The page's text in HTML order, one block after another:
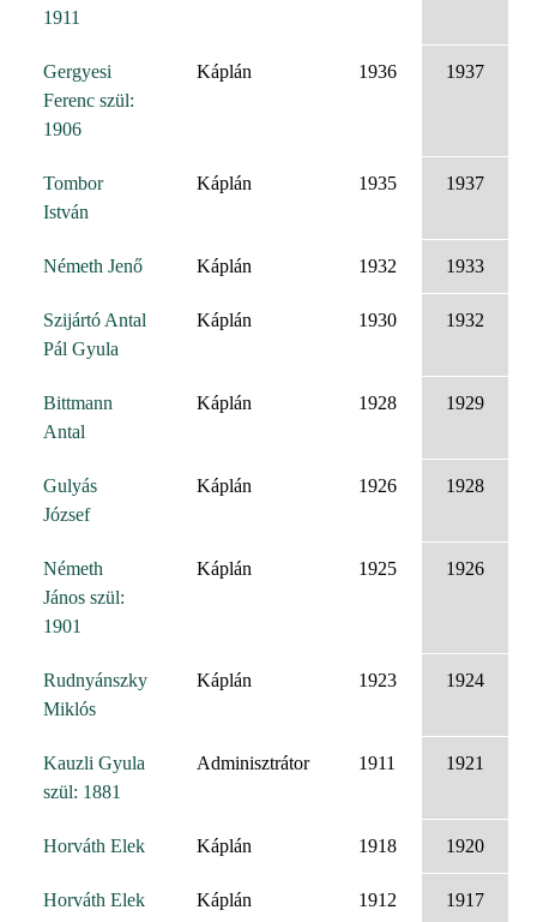
1911
Gergyesi
Ferenc szül:
1906
Káplán 1936 1937
Tombor
István
Káplán 1935 1937
Németh Jenő Káplán 1932 1933
Szijártó Antal
Pál Gyula
Káplán 1930 1932
Bittmann
Antal
Káplán 1928 1929
Gulyás
József
Káplán 1926 1928
Németh
János szül:
1901
Káplán 1925 1926
Rudnyánszky
Miklós
Káplán 1923 1924
Kauzli Gyula
szül: 1881
Adminisztrátor 1911 1921
Horváth Elek Káplán 1918 1920
Horváth Elek Káplán 1912 1917